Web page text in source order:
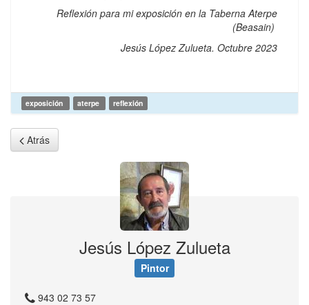
Reflexión para mi exposición en la Taberna Aterpe
(Beasain)
Jesús López Zulueta. Octubre 2023
exposición aterpe reflexión
Atrás
Jesús López Zulueta
Pintor
943 02 73 57